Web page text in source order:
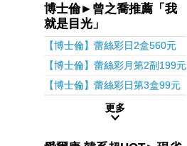
博士倫►曾之喬推薦「我
就是目光」
【博士倫】蕾絲彩日2盒560元
【博士倫】蕾絲彩月第2副199元
【博士倫】蕾絲彩日第3盒99元
更多